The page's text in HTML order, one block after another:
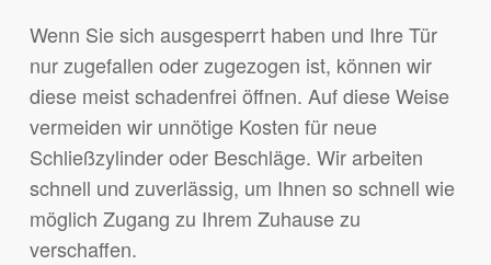
Wenn Sie sich ausgesperrt haben und Ihre Tür
nur zugefallen oder zugezogen ist, können wir
diese meist schadenfrei öffnen. Auf diese Weise
vermeiden wir unnötige Kosten für neue
Schließzylinder oder Beschläge. Wir arbeiten
schnell und zuverlässig, um Ihnen so schnell wie
möglich Zugang zu Ihrem Zuhause zu
verschaffen.